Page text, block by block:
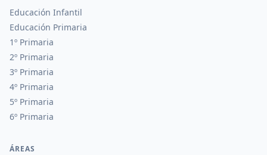
Educación Infantil
Educación Primaria
1º Primaria
2º Primaria
3º Primaria
4º Primaria
5º Primaria
6º Primaria
ÁREAS